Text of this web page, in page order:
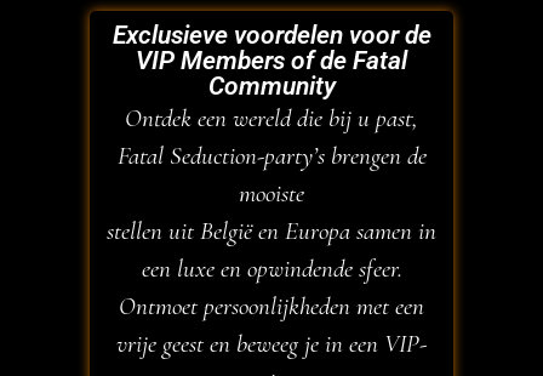
Exclusieve voordelen voor de
VIP Members of de Fatal
Community
Ontdek een wereld die bij u past,
Fatal Seduction-party’s brengen de
mooiste
stellen uit België en Europa samen in
een luxe en opwindende sfeer.
Ontmoet persoonlijkheden met een
vrije geest en beweeg je in een VIP-